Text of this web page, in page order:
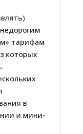
тарифам
которых
в
и мини-